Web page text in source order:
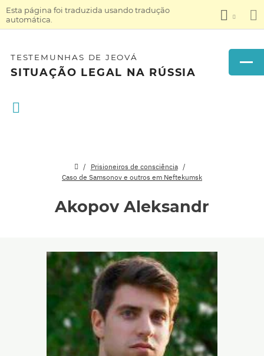
Esta página foi traduzida usando tradução
automática.
TESTEMUNHAS DE JEOVÁ
SITUAÇÃO LEGAL NA RÚSSIA
Prisioneiros de consciência
Caso de Samsonov e outros em Neftekumsk
Akopov Aleksandr